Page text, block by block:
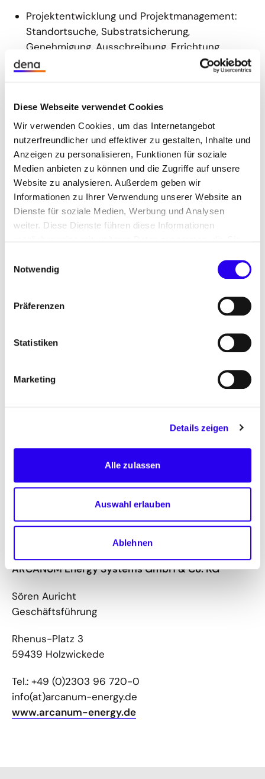
Diese Webseite verwendet Cookies
Wir verwenden Cookies, um das Internetangebot
nutzerfreundlicher und effektiver zu gestalten, Inhalte und
Anzeigen zu personalisieren, Funktionen für soziale
Medien anbieten zu können und die Zugriffe auf unsere
Website zu analysieren. Außerdem geben wir
Informationen zu Ihrer Verwendung unserer Website an
Dienste für soziale Medien, Werbung und Analysen
weiter. Diese Dienste führen diese Informationen
Nutzung der Dienste gesammelt haben.
Notwendig
Präferenzen
Statistiken
Marketing
Details zeigen
Alle zulassen
Auswahl erlauben
Ablehnen
Projektentwicklung und Projektmanagement:
Standortsuche, Substratsicherung,
Genehmigung, Ausschreibung, Errichtung
Neubau- und Umbau von Biogasanlagen,
Biogassammelleitungen
Umstellung von NawaRo-Anlagen auf die
Produktion von Biomethan nach den Regularien
von RED II (Kraftstoffgas)
Post-EEG-Konzepte
Projektentwicklung CNG, LNG
Zertifizierung von Anlage nach
Nachhaltigkeitsverordnung
Bestimmung der Treibhausgasminderung mit
dem ARCANUM THG Emission Check Rechner
Biomethan (BiMaS) in Zusammenarbeit mit der
Beratung zur Vermarktung und Handel von
Anlagenbetrieb für Biogasaufbereitung und
Einspeiseprojekte
technischer (herstellerunabhängig) und
kaufmännischer Anlagenservice und
Steuerung, Optimierung, Wartung und Service
von Biogasaufbereitungs- und Einspeiseanlagen
Branchenaustausch
ARCANUM Energy Systems GmbH & Co. KG
Sören Auricht
Geschäftsführung
Rhenus-Platz 3
59439 Holzwickede
Tel.: +49 (0)2303 96 720-0
info(at)arcanum-energy.de
www.arcanum-energy.de